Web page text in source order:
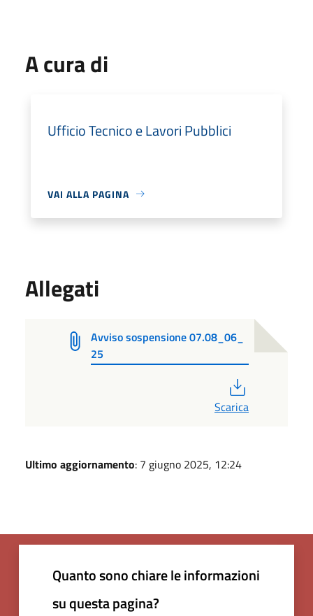
A cura di
Ufficio Tecnico e Lavori Pubblici
VAI ALLA PAGINA
Allegati
Avviso sospensione 07.08_06_
25
Scarica
Ultimo aggiornamento: 7 giugno 2025, 12:24
Quanto sono chiare le informazioni
su questa pagina?